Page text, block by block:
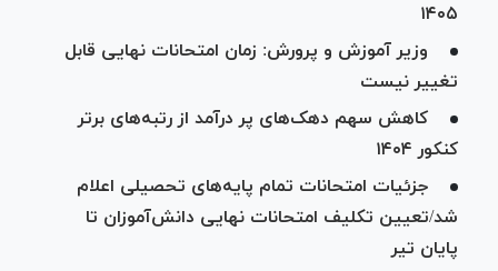
۱۴۰۵
وزیر آموزش و پرورش: زمان امتحانات نهایی قابل
تغییر نیست
کاهش سهم دهک‌های پر درآمد از رتبه‌های برتر
کنکور ۱۴۰۴
جزئیات امتحانات تمام پایه‌های تحصیلی اعلام
شد/تعیین تکلیف امتحانات نهایی دانش‌آموزان تا
پایان تیر